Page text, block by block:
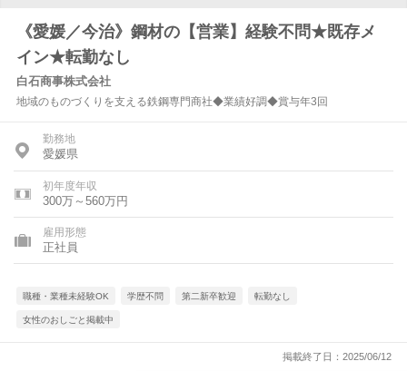
《愛媛／今治》鋼材の【営業】経験不問★既存メ
イン★転勤なし
白石商事株式会社
地域のものづくりを支える鉄鋼専門商社◆業績好調◆賞与年3回
勤務地
愛媛県
初年度年収
300万～560万円
雇用形態
正社員
職種・業種未経験OK 学歴不問 第二新卒歓迎 転勤なし
女性のおしごと掲載中
掲載終了日：2025/06/12